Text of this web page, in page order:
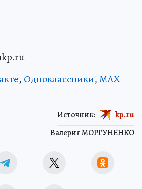
, Одноклассники,MAX
Валерия МОРГУНЕНКО
Источник: kp.ru